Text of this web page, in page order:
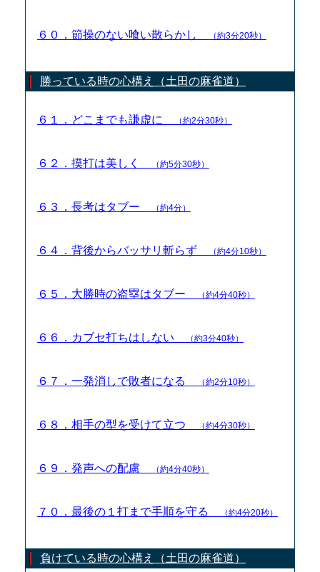
６０．節操のない喰い散らかし （約3分20秒）
勝っている時の心構え（土田の麻雀道）
６１．どこまでも謙虚に （約2分30秒）
６２．摸打は美しく （約5分30秒）
６３．長考はタブー （約4分）
６４．背後からバッサリ斬らず （約4分10秒）
６５．大勝時の盗塁はタブー （約4分40秒）
６６．カブセ打ちはしない （約3分40秒）
６７．一発消しで敗者になる （約2分10秒）
６８．相手の型を受けて立つ （約4分30秒）
６９．発声への配慮 （約4分40秒）
７０．最後の１打まで手順を守る （約4分20秒）
負けている時の心構え（土田の麻雀道）